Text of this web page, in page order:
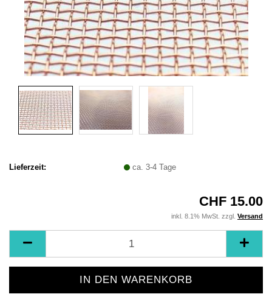
Lieferzeit: ca. 3-4 Tage
CHF 15.00
inkl. 8.1% MwSt. zzgl. Versand